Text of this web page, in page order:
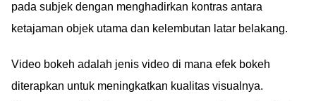
pada subjek dengan menghadirkan kontras antara
ketajaman objek utama dan kelembutan latar belakang.
Video bokeh adalah jenis video di mana efek bokeh
diterapkan untuk meningkatkan kualitas visualnya.